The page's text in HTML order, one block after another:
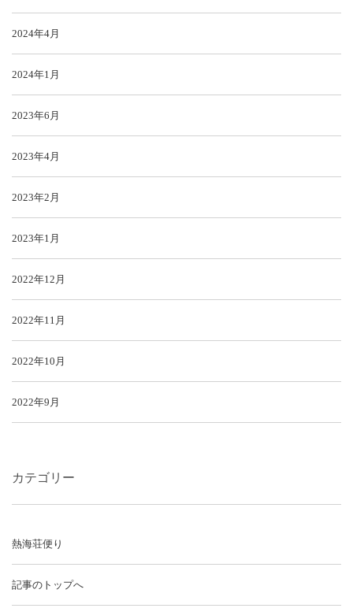
2024年4月
2024年1月
2023年6月
2023年4月
2023年2月
2023年1月
2022年12月
2022年11月
2022年10月
2022年9月
カテゴリー
熱海荘便り
記事のトップへ